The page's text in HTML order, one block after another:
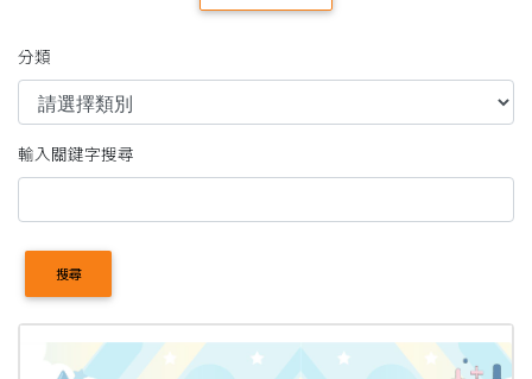
分類
輸入關鍵字搜尋
搜尋